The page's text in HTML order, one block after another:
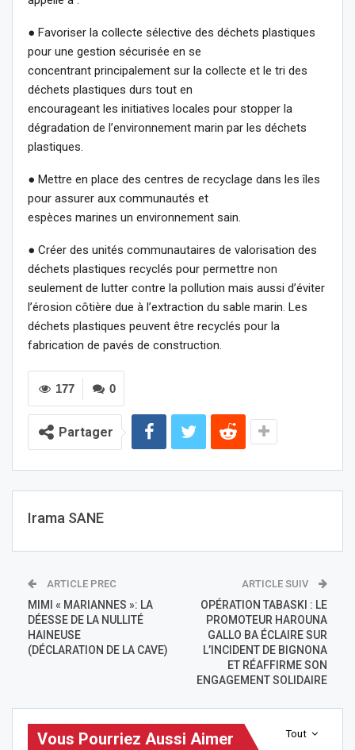
● Favoriser la collecte sélective des déchets plastiques
pour une gestion sécurisée en se
concentrant principalement sur la collecte et le tri des
déchets plastiques durs tout en
encourageant les initiatives locales pour stopper la
dégradation de l’environnement marin par les déchets
plastiques.
● Mettre en place des centres de recyclage dans les îles
pour assurer aux communautés et
espèces marines un environnement sain.
● Créer des unités communautaires de valorisation des
déchets plastiques recyclés pour permettre non
seulement de lutter contre la pollution mais aussi d’éviter
l’érosion côtière due à l’extraction du sable marin. Les
déchets plastiques peuvent être recyclés pour la
fabrication de pavés de construction.
0
177
Partager
Irama SANE
ARTICLE PREC
MIMI « MARIANNES »: LA
DÉESSE DE LA NULLITÉ
HAINEUSE
(DÉCLARATION DE LA CAVE)
ARTICLE SUIV
OPÉRATION TABASKI : LE
PROMOTEUR HAROUNA
GALLO BA ÉCLAIRE SUR
L’INCIDENT DE BIGNONA
ET RÉAFFIRME SON
ENGAGEMENT SOLIDAIRE
Tout
Vous Pourriez Aussi Aimer